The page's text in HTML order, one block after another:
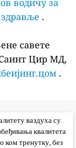
водичу за
.
савете
Цир МД,
.
ваздуха су
квалитета
ком тренутку, без